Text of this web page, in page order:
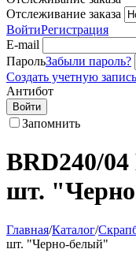
Отслеживание заказа
ВойтиРегистрация
E-mail
ПарольЗабыли пароль?
Создать учетную запись
Антибот
Войти
Запомнить
BRD240/
шт.
Главная/Каталог/
шт. "Черно-белый"